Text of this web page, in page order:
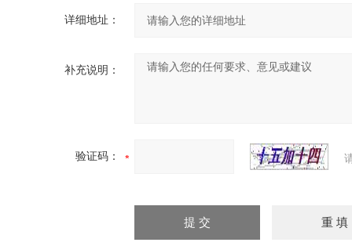
详细地址：
补充说明：
验证码：